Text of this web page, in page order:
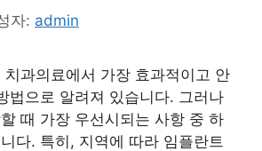
자: admin
치과의료에서 가장 효과적이고 안
법으로 알려져 있습니다. 그러나
때 가장 우선시되는 사항 중 하
다. 특히, 지역에 따라 임플란트